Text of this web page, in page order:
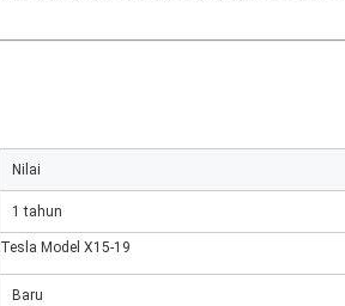
Nilai
1 tahun
Tesla Model X15-19
Baru